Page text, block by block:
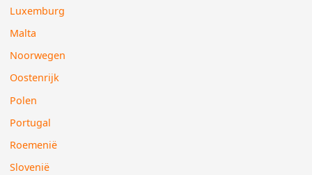
Luxemburg
Malta
Noorwegen
Oostenrijk
Polen
Portugal
Roemenië
Slovenië